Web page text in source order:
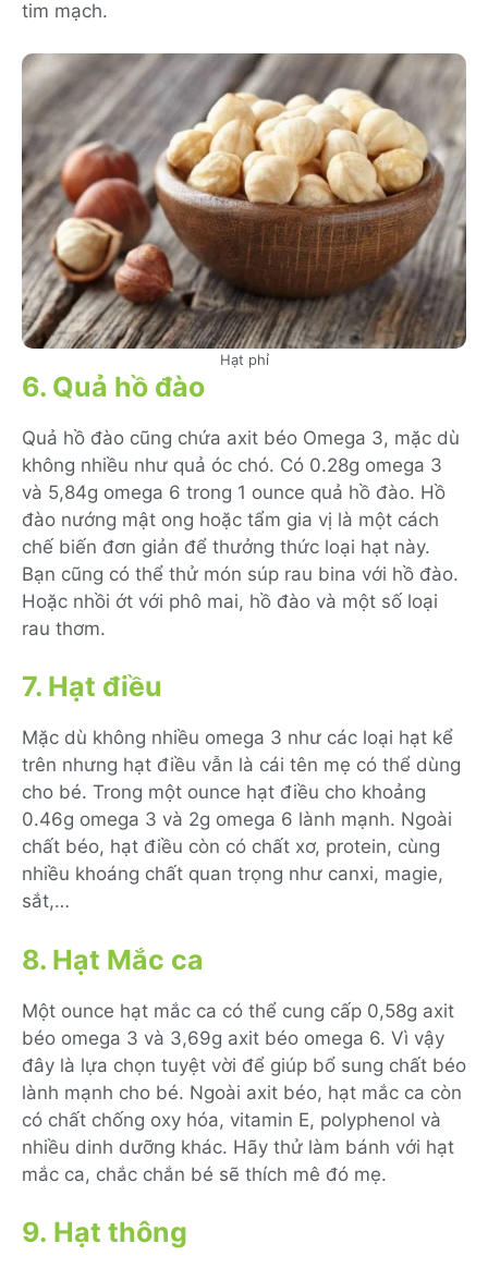
tim mạch.
Hạt phỉ
6. Quả hồ đào
Quả hồ đào cũng chứa axit béo Omega 3, mặc dù
không nhiều như quả óc chó. Có 0.28g omega 3
và 5,84g omega 6 trong 1 ounce quả hồ đào. Hồ
đào nướng mật ong hoặc tẩm gia vị là một cách
chế biến đơn giản để thưởng thức loại hạt này.
Bạn cũng có thể thử món súp rau bina với hồ đào.
Hoặc nhồi ớt với phô mai, hồ đào và một số loại
rau thơm.
7. Hạt điều
Mặc dù không nhiều omega 3 như các loại hạt kể
trên nhưng hạt điều vẫn là cái tên mẹ có thể dùng
cho bé. Trong một ounce hạt điều cho khoảng
0.46g omega 3 và 2g omega 6 lành mạnh. Ngoài
chất béo, hạt điều còn có chất xơ, protein, cùng
nhiều khoáng chất quan trọng như canxi, magie,
sắt,…
8. Hạt Mắc ca
Một ounce hạt mắc ca có thể cung cấp 0,58g axit
béo omega 3 và 3,69g axit béo omega 6. Vì vậy
đây là lựa chọn tuyệt vời để giúp bổ sung chất béo
lành mạnh cho bé. Ngoài axit béo, hạt mắc ca còn
có chất chống oxy hóa, vitamin E, polyphenol và
nhiều dinh dưỡng khác. Hãy thử làm bánh với hạt
mắc ca, chắc chắn bé sẽ thích mê đó mẹ.
9. Hạt thông